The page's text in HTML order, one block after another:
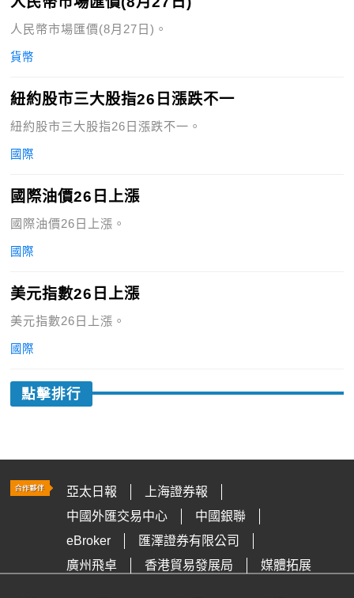
人民幣市場匯價(8月27日)。
貨幣
紐約股市三大股指26日漲跌不一
紐約股市三大股指26日漲跌不一。
國際
國際油價26日上漲
國際油價26日上漲。
國際
美元指數26日上漲
美元指數26日上漲。
國際
點擊排行
亞太日報
上海證券報
中國外匯交易中心
中國銀聯
eBroker
匯澤證券有限公司
廣州飛卓
香港貿易發展局 媒體拓展